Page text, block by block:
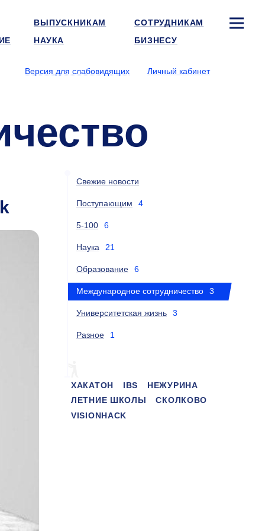
ВЫПУСКНИКАМ
СОТРУДНИКАМ
НАУКА БИЗНЕСУ
Версия для слабовидящих Личный кабинет
Свежие новости
Поступающим 4
5-100 6
Наука 21
Образование 6
Международное сотрудничество 3
Университетская жизнь 3
Разное 1
ХАКАТОН IBS
НЕЖУРИНА
ЛЕТНИЕ ШКОЛЫ
СКОЛКОВО
VISIONHACK